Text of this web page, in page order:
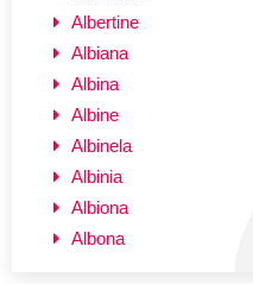
Albertine
Albiana
Albina
Albine
Albinela
Albinia
Albiona
Albona